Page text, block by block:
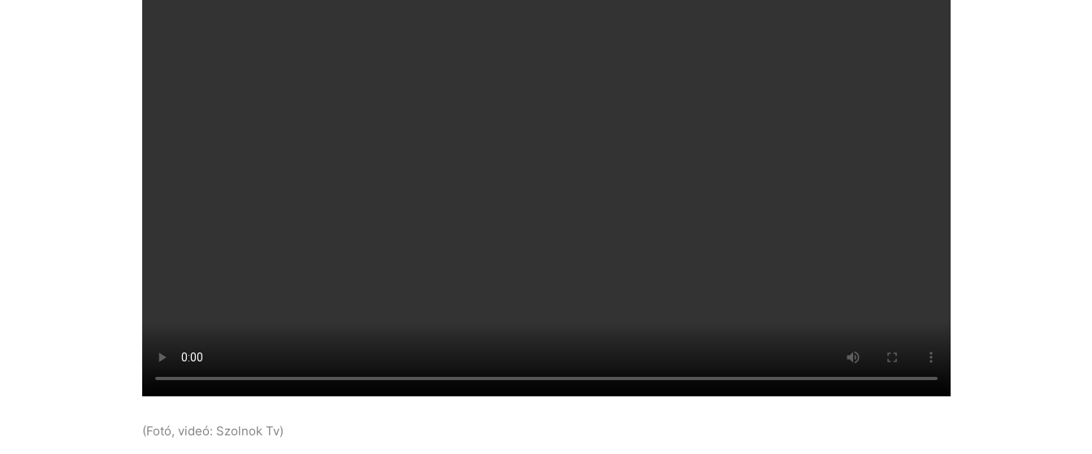
(Fotó, videó: Szolnok Tv)